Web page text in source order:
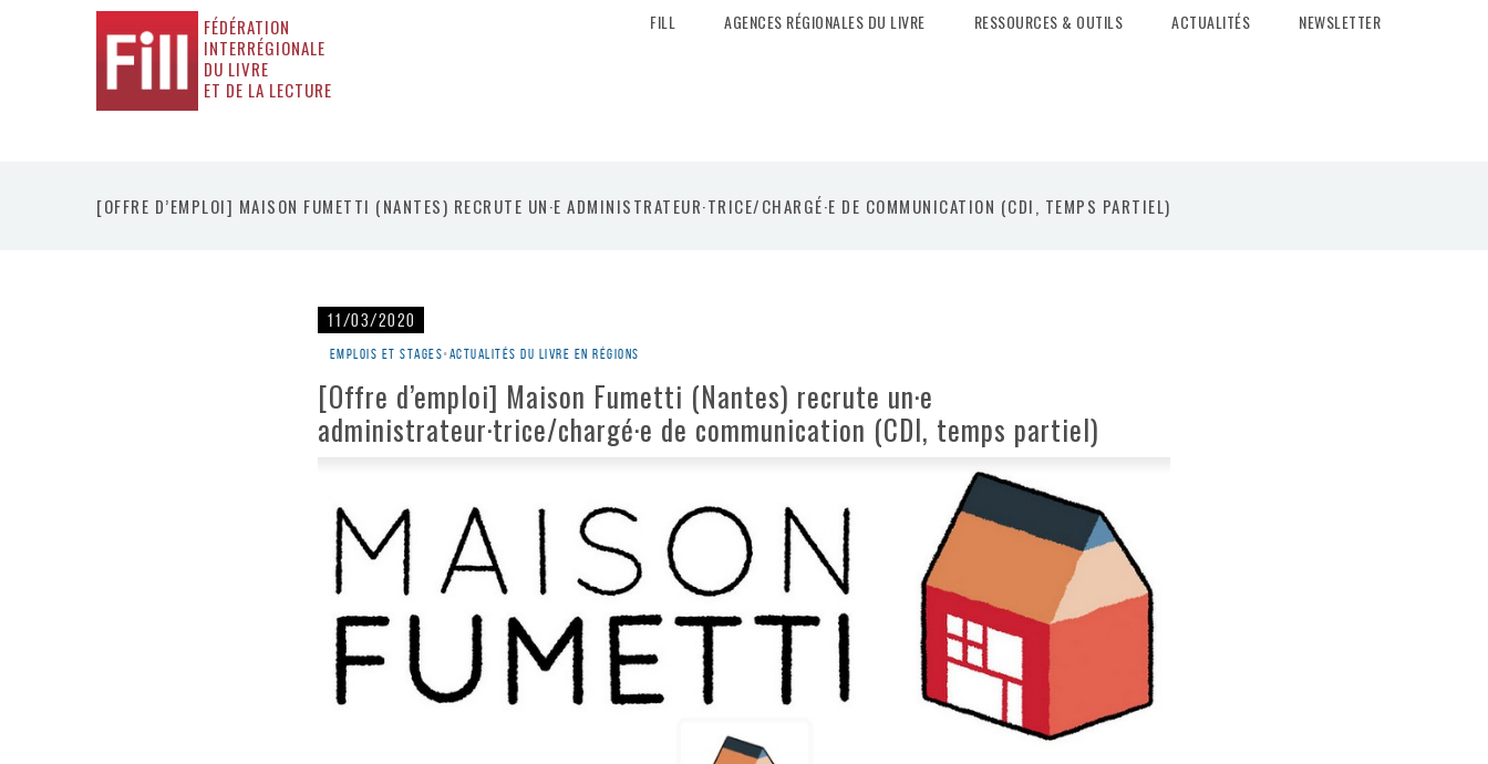
FÉDÉRATION
INTERRÉGIONALE
DU LIVRE
ET DE LA LECTURE
FILL AGENCES RÉGIONALES DU LIVRE RESSOURCES & OUTILS ACTUALITÉS NEWSLETTER
[OFFRE D’EMPLOI] MAISON FUMETTI (NANTES) RECRUTE UN·E ADMINISTRATEUR·TRICE/CHARGÉ·E DE COMMUNICATION (CDI, TEMPS PARTIEL)
11/03/2020
Emplois et stages•Actualités du livre en régions
[Offre d’emploi] Maison Fumetti (Nantes) recrute un·e
administrateur·trice/chargé·e de communication (CDI, temps partiel)